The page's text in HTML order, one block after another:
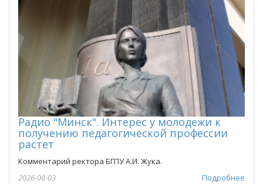
Радио "Минск". Интерес у молодежи к
получению педагогической профессии
растет
Комментарий ректора БГПУ А.И. Жука.
Подробнее
2026-08-03